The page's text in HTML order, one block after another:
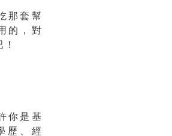
那套幫
的，對
你是基
歷、經